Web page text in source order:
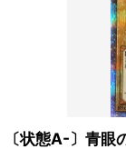
〔状態A-〕青